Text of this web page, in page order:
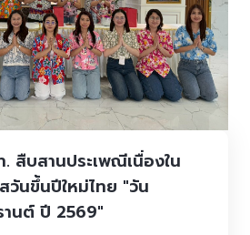
สืบสานประเพณีเนื่องใน
วันขึ้นปีใหม่ไทย "วัน
านต์ ปี 2569"